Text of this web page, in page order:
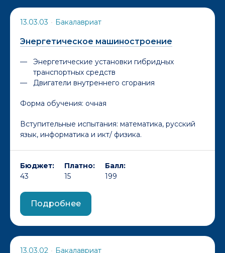
13.03.03 • Бакалавриат
Энергетическое машиностроение
Энергетические установки гибридных
транспортных средств
Двигатели внутреннего сгорания
Форма обучения: очная
Вступительные испытания: математика, русский
язык, информатика и икт/ физика.
Бюджет:
43
Платно:
15
Балл:
199
Подробнее
13.03.02 • Бакалавриат